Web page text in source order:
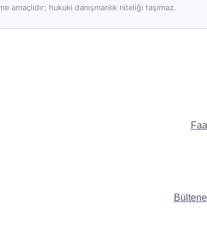
hukuki danışmanlık niteliği taşımaz.